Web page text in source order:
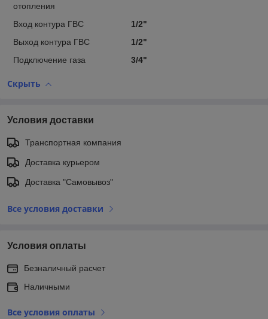
отопления
Вход контура ГВС
1/2"
Выход контура ГВС
1/2"
Подключение газа
3/4"
Скрыть
Условия доставки
Транспортная компания
Доставка курьером
Доставка "Самовывоз"
Все условия доставки
Условия оплаты
Безналичный расчет
Наличными
Все условия оплаты